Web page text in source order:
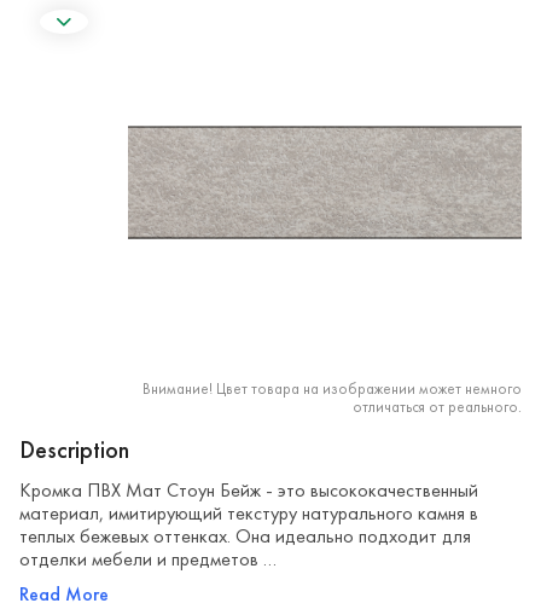
Внимание! Цвет товара на изображении может немного
отличаться от реального.
Description
Кромка ПВХ Мат Стоун Бейж - это высококачественный
материал, имитирующий текстуру натурального камня в
теплых бежевых оттенках. Она идеально подходит для
отделки мебели и предметов …
Read More